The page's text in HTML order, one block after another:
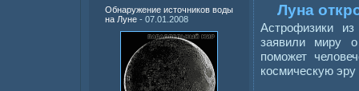
Обнаружение источников воды
на Луне - 07.01.2008
Луна
Астрофизики из
заявили миру
поможет
космическую эру